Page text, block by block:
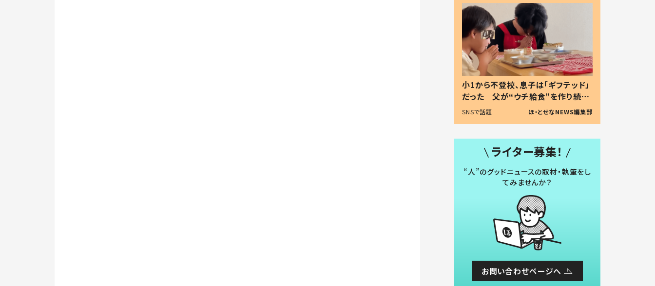
小1から不登校、息子は「ギフテッド」
だった 父が“ウチ給食”を作り続け
る理由とは #令和の親 #令和の子
SNSで話題 ほ・とせなNEWS編集部
ライター募集！
“人”のグッドニュースの取材・執筆をし
てみませんか？
お問い合わせページへ